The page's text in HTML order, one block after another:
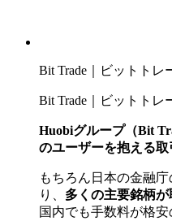
Bit Trade｜ビットトレ
Bit Trade｜ビットトレ
Huobiグループ（Bit
のユーザーを抱える取
もちろん日本の金融
り、 多くの主要銘柄
国内でも手数料が格安